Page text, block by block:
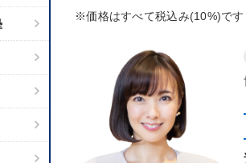
※価格はすべて税込み(10%)です